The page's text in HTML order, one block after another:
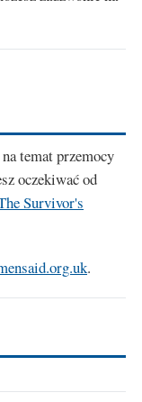
temat przemocy
oczekiwać od
Survivor's
.